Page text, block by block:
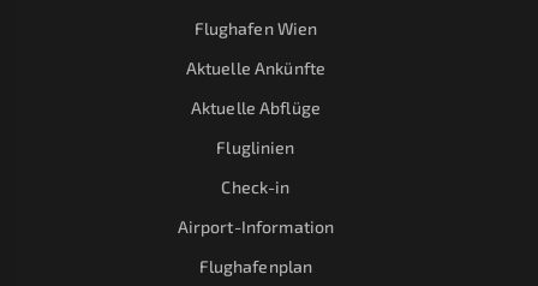
Flughafen Wien
Aktuelle Ankünfte
Aktuelle Abflüge
Fluglinien
Check-in
Airport-Information
Flughafenplan